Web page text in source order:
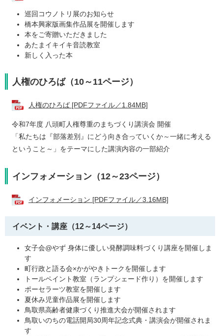
巡回コウノトリ展のお知らせ
橋本興家版画集作品展を開催します
本をご寄贈いただきました
あたまイキイキ音読教室
新しく入った本
人権のひろば（10～11ページ）
人権のひろば [PDFファイル／1.84MB]
令和7年度 八頭町人権尊重のまちづくり講演会 開催
「私たちは『部落差別』にどう向き合っていくか～一緒に考える
ということ～」をテーマにした講演内容の一部紹介
インフォメーション（12～23ページ）
インフォメーション [PDFファイル／3.16MB]
イベント・講座（12～14ページ）
女子会@やず 身体に優しい発酵調味料づくり講座を開催しま
す
町行政と語る会×かがやきトークを開催します
トールペイント教室（ランプシェード作り）を開催します
ポーセラーツ教室を開催します
夏休み児童作品展を開催します
鳥取県高齢者健康づくり推進大会が開催されます
鳥取いのちの電話開局30周年記念式典・講演会が開催されま
す